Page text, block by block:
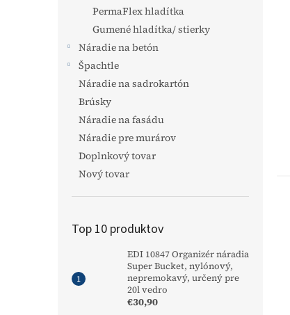
PermaFlex hladítka
Gumené hladítka/ stierky
Náradie na betón
Špachtle
Náradie na sadrokartón
Brúsky
Náradie na fasádu
Náradie pre murárov
Doplnkový tovar
Nový tovar
Top 10 produktov
EDI 10847 Organizér náradia
Super Bucket, nylónový,
nepremokavý, určený pre
20l vedro
€30,90